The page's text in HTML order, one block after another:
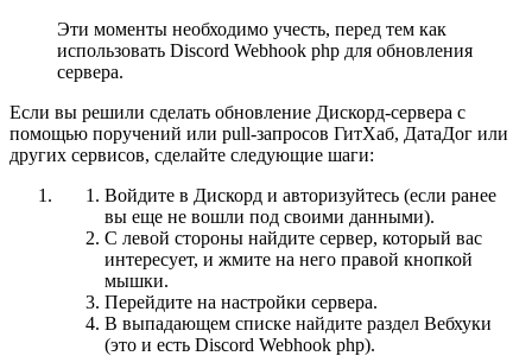
Эти моменты необходимо учесть, перед тем как
использовать Discord Webhook php для обновления
сервера.
Если вы решили сделать обновление Дискорд-сервера с
помощью поручений или pull-запросов ГитХаб, ДатаДог или
других сервисов, сделайте следующие шаги:
Войдите в Дискорд и авторизуйтесь (если ранее
вы еще не вошли под своими данными).
С левой стороны найдите сервер, который вас
интересует, и жмите на него правой кнопкой
мышки.
Перейдите на настройки сервера.
В выпадающем списке найдите раздел Вебхуки
(это и есть Discord Webhook php).